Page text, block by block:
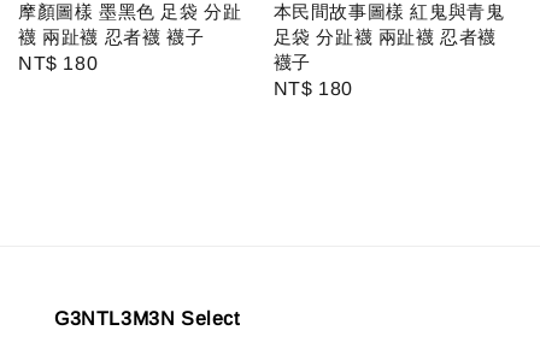
摩顏圖樣 墨黑色 足袋 分趾
襪 兩趾襪 忍者襪 襪子
Regular
NT$ 180
本民間故事圖樣 紅鬼與青鬼
足袋 分趾襪 兩趾襪 忍者襪
襪子
Regular
NT$ 180
G3NTL3M3N Select